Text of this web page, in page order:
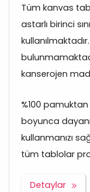
Tüm kanvas
astarlı birinci
kanserojen
%100
boyunca
kullanmanızı
tüm tablolar
Detaylar